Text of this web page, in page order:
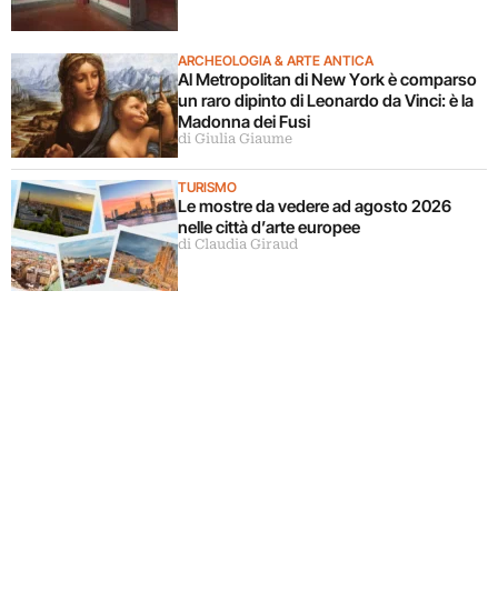
ARCHEOLOGIA & ARTE ANTICA
Al Metropolitan di New York è comparso
un raro dipinto di Leonardo da Vinci: è la
Madonna dei Fusi
di Giulia Giaume
TURISMO
Le mostre da vedere ad agosto 2026
nelle città d’arte europee
di Claudia Giraud